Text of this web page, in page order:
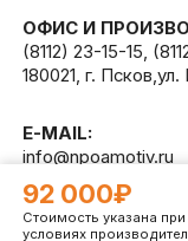
92 000₽
Стоимость указана
условиях
ОФИС И
(8112) 23-15-15,
180021, г.
E-MAIL:
info@npoamotiv.ru